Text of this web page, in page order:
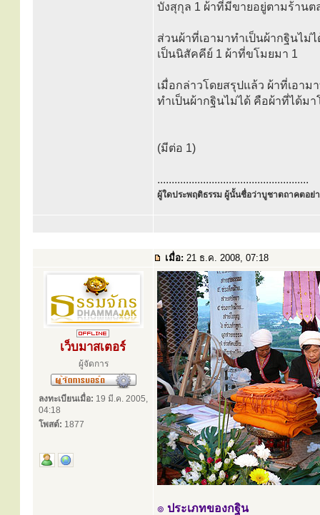
บังสุกุล 1 ผ้าที่มีขายอยู่ตามร้านต
ส่วนผ้าที่เอามาทำเป็นผ้ากฐินไม่
เป็นนิสัคคีย์ 1 ผ้าที่ขโมยมา 1
เมื่อกล่าวโดยสรุปแล้ว ผ้าที่เอา
ทำเป็นผ้ากฐินไม่ได้ คือผ้าที่ได้ม
(มีต่อ 1)
.....................................................
ผู้ใดประพฤติธรรม ผู้นั้นชื่อว่าบูชาตถาคตอย่า
เมื่อ: 21 ธ.ค. 2008, 07:18
เว็บมาสเตอร์
ผู้จัดการ
ลงทะเบียนเมื่อ: 19 มี.ค. 2005,
04:18
โพสต์: 1877
๏ ประเภทของกฐิน